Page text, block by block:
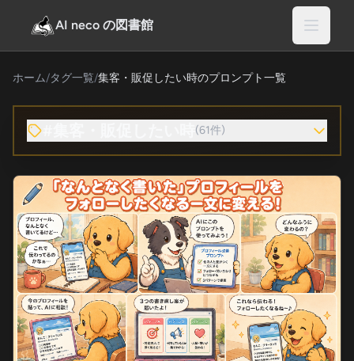
AI neco の図書館
ホーム/タグ一覧/集客・販促したい時のプロンプト一覧
(61件)